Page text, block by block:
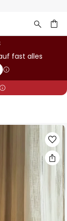
fast alles